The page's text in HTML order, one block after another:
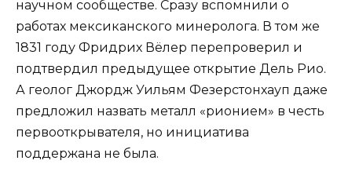
научном сообществе. Сразу вспомнили о
работах мексиканского минеролога. В том же
1831 году Фридрих Вёлер перепроверил и
подтвердил предыдущее открытие Дель Рио.
А геолог Джордж Уильям Фезерстонхауп даже
предложил назвать металл «рионием» в честь
первооткрывателя, но инициатива
поддержана не была.